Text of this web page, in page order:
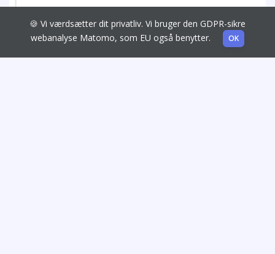
🍪 Vi værdsætter dit privatliv. Vi bruger den GDPR-sikre
webanalyse Matomo, som EU også benytter.
OK